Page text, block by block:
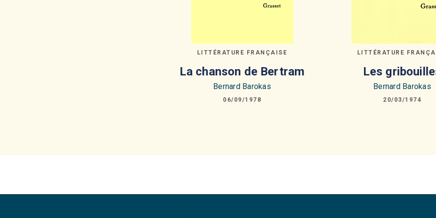
LITTÉRATURE FRANÇAISE
La chanson de Bertram
Bernard Barokas
06/09/1978
LITTÉRATURE
Les
Bernard Barokas
20/03/1974